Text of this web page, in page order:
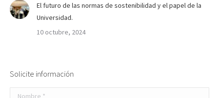
El futuro de las normas de sostenibilidad y el papel de la
Universidad.
10 octubre, 2024
Solicite información
Nombre *